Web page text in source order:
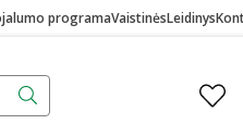
programaVaistinėsLeidinys